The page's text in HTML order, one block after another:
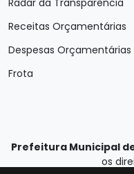
Receitas Orçamentárias
Despesas Orçamentárias
Frota
Prefeitura Municipal
os